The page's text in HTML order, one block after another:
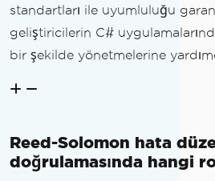
standartları ile uyumluluğu
geliştiricilerin C#
bir şekilde yönetmelerine
Reed-Solomon hata
doğrulamasında hangi